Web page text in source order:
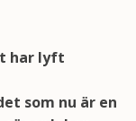
har lyft
som nu är en